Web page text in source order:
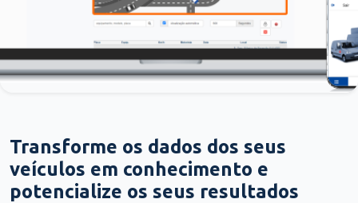
Transforme os dados dos seus
veículos em conhecimento e
potencialize os seus resultados